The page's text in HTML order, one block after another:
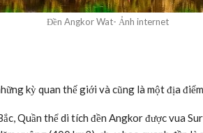
Đền Angkor Wat- Ảnh internet
kỳ quan thế giới và cũng là một địa
Quần thể di tích đền Angkor được vua